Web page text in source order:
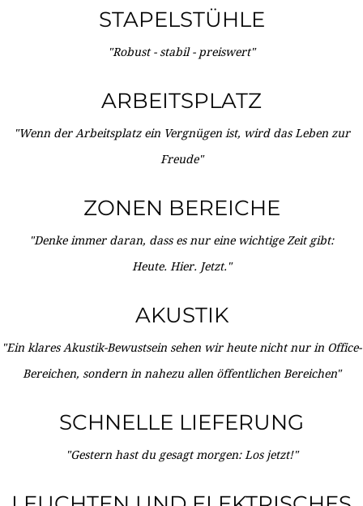
STAPELSTÜHLE
"Robust - stabil - preiswert"
ARBEITSPLATZ
"Wenn der Arbeitsplatz ein Vergnügen ist, wird das Leben zur
Freude"
ZONEN BEREICHE
"Denke immer daran, dass es nur eine wichtige Zeit gibt:
Heute. Hier. Jetzt."
AKUSTIK
"Ein klares Akustik-Bewustsein sehen wir heute nicht nur in Office-
Bereichen, sondern in nahezu allen öffentlichen Bereichen"
SCHNELLE LIEFERUNG
"Gestern hast du gesagt morgen: Los jetzt!"